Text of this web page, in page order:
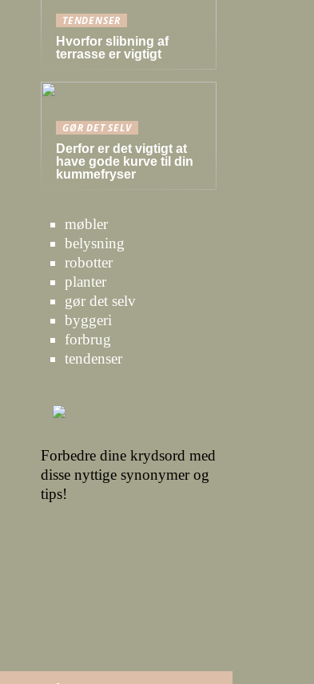
TENDENSER
Hvorfor slibning af
terrasse er vigtigt
GØR DET SELV
Derfor er det vigtigt at
have gode kurve til din
kummefryser
møbler
belysning
robotter
planter
gør det selv
byggeri
forbrug
tendenser
Forbedre dine krydsord med
disse nyttige synonymer og
tips!